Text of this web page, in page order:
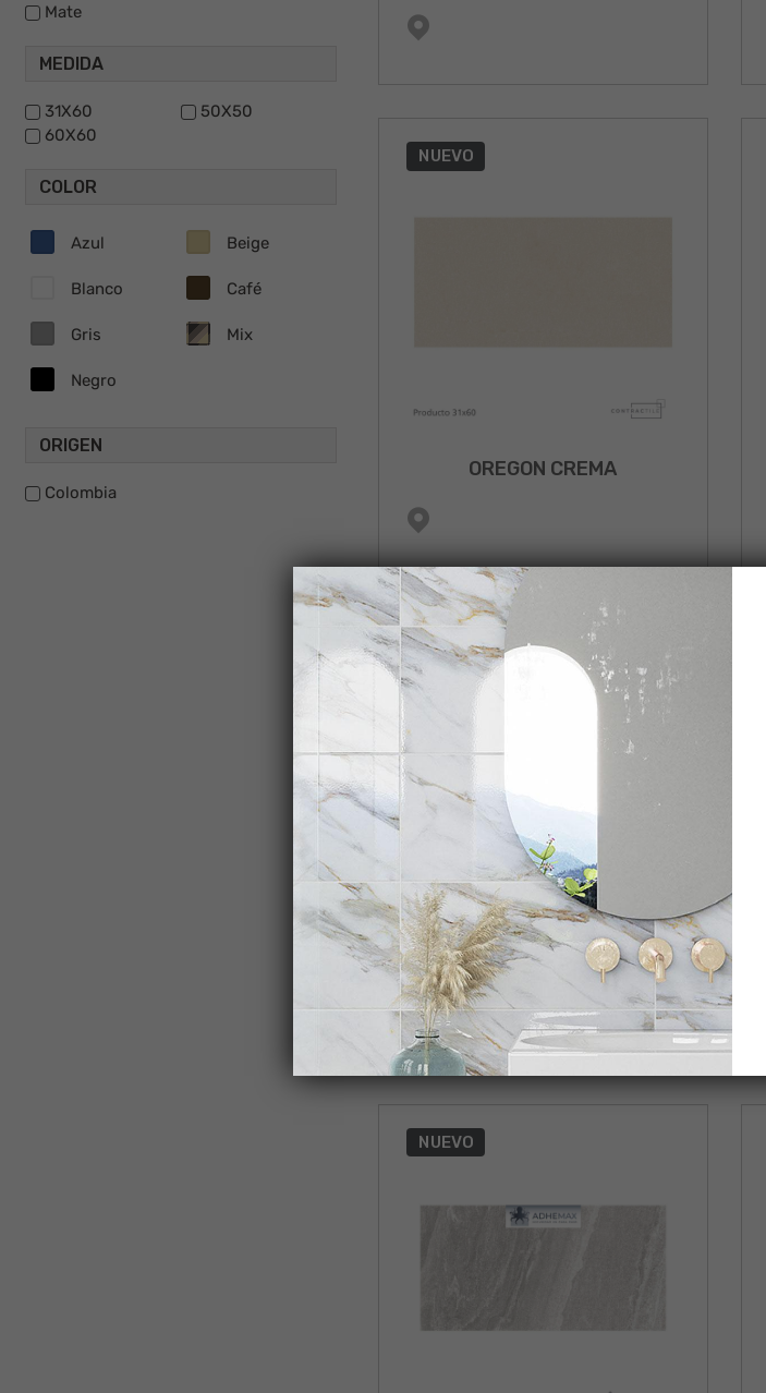
Mate
MEDIDA
31X60
50X50
60X60
COLOR
Azul Beige
Blanco Café
Gris Mix
Negro
ORIGEN
Colombia
NUEVO
OREGON CREMA
NUEVO
OREGON BEIGE
NUEVO